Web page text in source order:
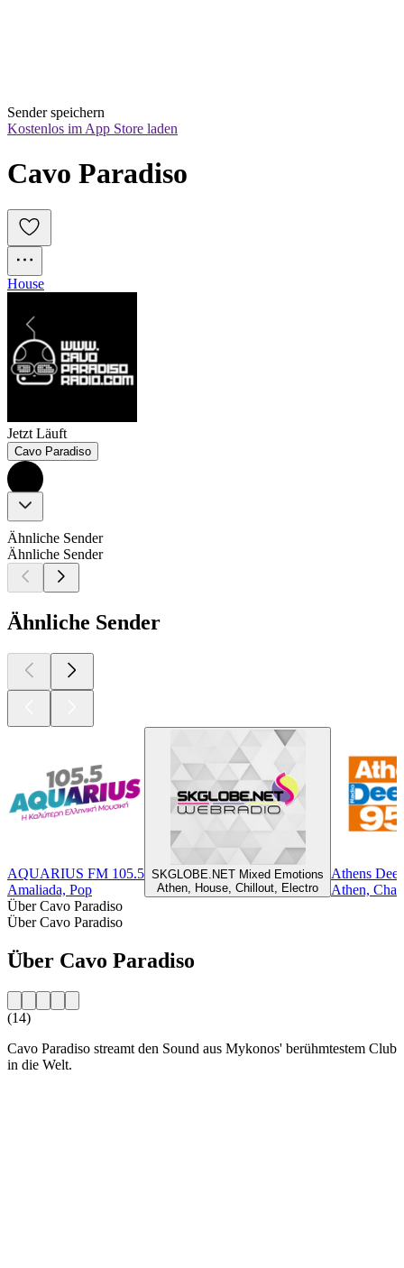
Sender speichern
Kostenlos im App Store laden
Cavo Paradiso
House
Jetzt Läuft
Cavo Paradiso
Ähnliche Sender
Ähnliche Sender
Ähnliche Sender
AQUARIUS FM 105.5
Amaliada, Pop
SKGLOBE.NET Mixed Emotions
Athen, House, Chillout, Electro
Athens
Athen,
Über Cavo Paradiso
Über Cavo Paradiso
Über Cavo Paradiso
(14)
Cavo Paradiso streamt den Sound aus Mykonos' berühmtestem Club
in die Welt.